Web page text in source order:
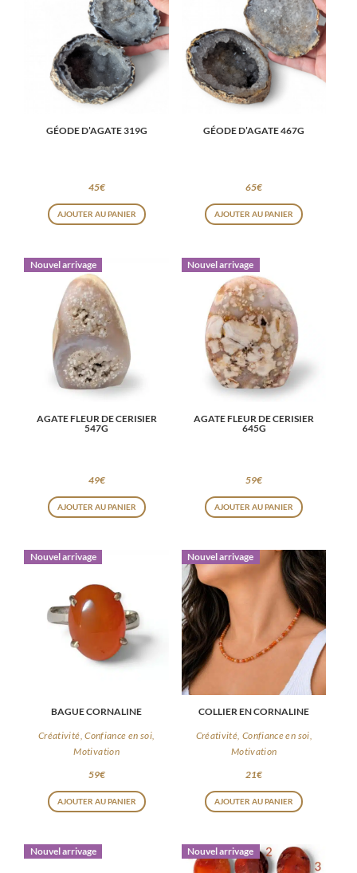
GÉODE D’AGATE 319G
45€
AJOUTER AU PANIER
GÉODE D’AGATE 467G
65€
AJOUTER AU PANIER
Nouvel arrivage
AGATE FLEUR DE CERISIER
547G
49€
AJOUTER AU PANIER
Nouvel arrivage
AGATE FLEUR DE CERISIER
645G
59€
AJOUTER AU PANIER
Nouvel arrivage
BAGUE CORNALINE
Créativité, Confiance en soi,
Motivation
59€
AJOUTER AU PANIER
Nouvel arrivage
COLLIER EN CORNALINE
Créativité, Confiance en soi,
Motivation
21€
AJOUTER AU PANIER
Nouvel arrivage Nouvel arrivage